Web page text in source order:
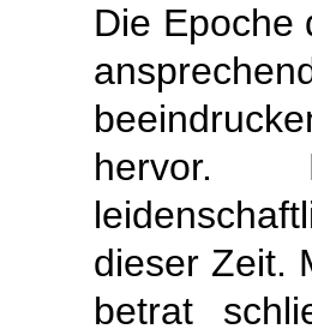
Die Epoche
dieser Zeit.
betrat